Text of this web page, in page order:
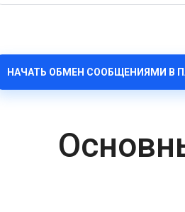
НАЧАТЬ ОБМЕН СООБЩЕНИЯМИ В